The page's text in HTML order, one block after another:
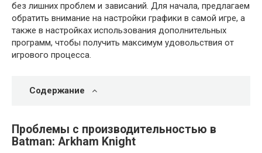
без лишних проблем и зависаний. Для начала, предлагаем
обратить внимание на настройки графики в самой игре, а
также в настройках использования дополнительных
программ, чтобы получить максимум удовольствия от
игрового процесса.
Содержание
Проблемы с производительностью в
Batman: Arkham Knight